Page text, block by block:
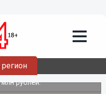
торгов
млн рублей.